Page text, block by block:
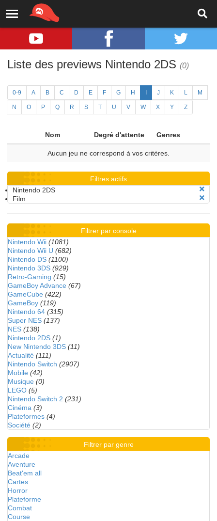
Liste des previews Nintendo 2DS (0)
0-9 A B C D E F G H J K L M
N O P Q R S T U V W X Y Z
Nom Degré d'attente Genres
Aucun jeu ne correspond à vos critères.
Filtres actifs
Nintendo 2DS
Film
Filtrer par console
Nintendo Wii (1081)
Nintendo Wii U (682)
Nintendo DS (1100)
Nintendo 3DS (929)
Retro-Gaming (15)
GameBoy Advance (67)
GameCube (422)
GameBoy (119)
Nintendo 64 (315)
Super NES (137)
NES (138)
Nintendo 2DS (1)
New Nintendo 3DS (11)
Actualité (111)
Nintendo Switch (2907)
Mobile (42)
Musique (0)
LEGO (5)
Nintendo Switch 2 (231)
Cinéma (3)
Plateformes (4)
Société (2)
Filtrer par genre
Arcade
Aventure
Beat'em all
Cartes
Horror
Plateforme
Combat
Course